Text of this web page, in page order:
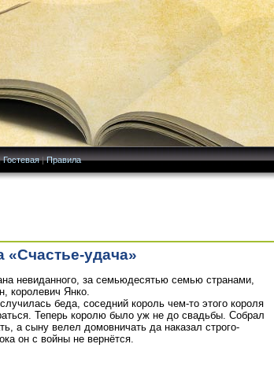
Гостевая|Правила
«Счастье-удача»
невиданного, за семьюдесятью семью странами,
королевич Янко.
беда, соседний король чем-то этого короля
Теперь королю было уж не до свадьбы. Собрал
а сыну велел домовничать да наказал строго-
он с войны не вернётся.